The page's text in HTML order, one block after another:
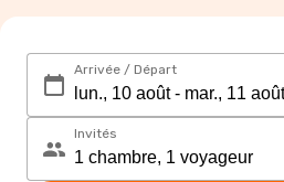
Arrivée / Départ
Invités